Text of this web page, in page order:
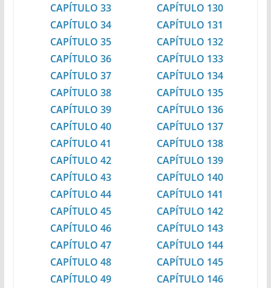
CAPÍTULO 33
CAPÍTULO 34
CAPÍTULO 35
CAPÍTULO 36
CAPÍTULO 37
CAPÍTULO 38
CAPÍTULO 39
CAPÍTULO 40
CAPÍTULO 41
CAPÍTULO 42
CAPÍTULO 43
CAPÍTULO 44
CAPÍTULO 45
CAPÍTULO 46
CAPÍTULO 47
CAPÍTULO 48
CAPÍTULO 49
CAPÍTULO 130
CAPÍTULO 131
CAPÍTULO 132
CAPÍTULO 133
CAPÍTULO 134
CAPÍTULO 135
CAPÍTULO 136
CAPÍTULO 137
CAPÍTULO 138
CAPÍTULO 139
CAPÍTULO 140
CAPÍTULO 141
CAPÍTULO 142
CAPÍTULO 143
CAPÍTULO 144
CAPÍTULO 145
CAPÍTULO 146